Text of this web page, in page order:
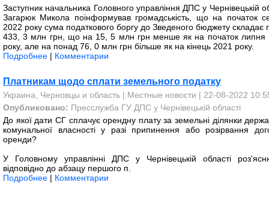
Заступник начальника Головного управління ДПС у Чернівецькій
Загарюк Микола поінформував громадськість, що на початок
2022 року сума податкового боргу до Зведеного бюджету складає
433, 3 млн грн, що на 15, 5 млн грн менше як на початок липня
року, але на понад 76, 0 млн грн більше як на кінець 2021 року.
Подробнее | Комментарии
Платникам щодо сплати земельного податку
Украина, Черновцы и область | Местные новости | 22-08-2022
Опубликовано: Пресслужба ГУ ДПС у Чернівецькій області
До якої дати СГ сплачує орендну плату за земельні ділянки
комунальної власності у разі припинення або розірвання
оренди?
У Головному управлінні ДПС у Чернівецькій області
відповідно до абзацу першого п.
Подробнее | Комментарии